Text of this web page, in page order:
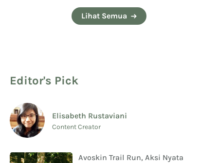
Lihat Semua
Editor's Pick
Elisabeth Rustaviani
Content Creator
Avoskin Trail Run, Aksi Nyata